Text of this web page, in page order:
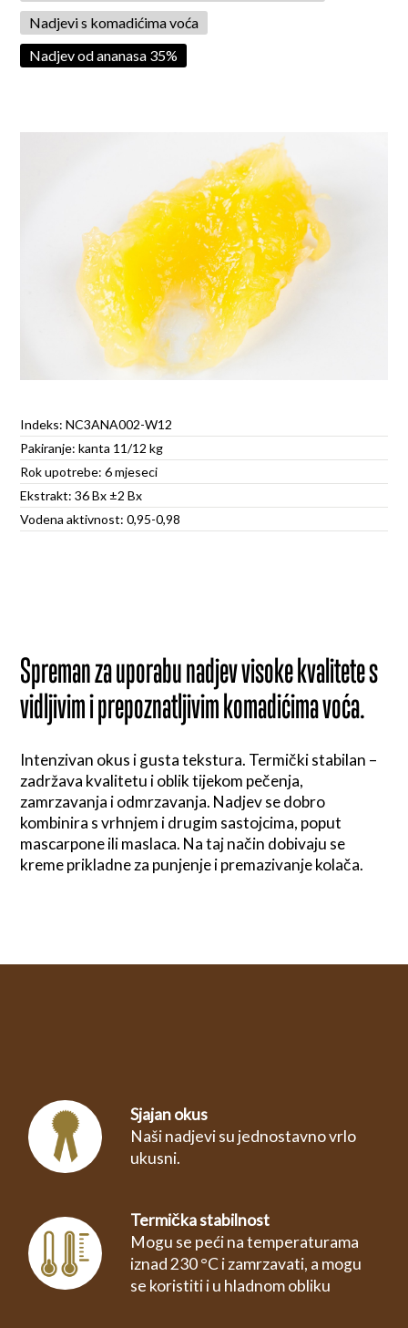
Nadjevi s komadićima voća
Nadjev od ananasa 35%
Indeks: NC3ANA002-W12
Pakiranje: kanta 11/12 kg
Rok upotrebe: 6 mjeseci
Ekstrakt: 36 Bx ±2 Bx
Vodena aktivnost: 0,95-0,98
Spreman za uporabu nadjev visoke kvalitete s
vidljivim i prepoznatljivim komadićima voća.
Intenzivan okus i gusta tekstura. Termički stabilan –
zadržava kvalitetu i oblik tijekom pečenja,
zamrzavanja i odmrzavanja. Nadjev se dobro
kombinira s vrhnjem i drugim sastojcima, poput
mascarpone ili maslaca. Na taj način dobivaju se
kreme prikladne za punjenje i premazivanje kolača.
Sjajan okus
Naši nadjevi su jednostavno vrlo
ukusni.
Termička stabilnost
Mogu se peći na temperaturama
iznad 230 °C i zamrzavati, a mogu
se koristiti i u hladnom obliku